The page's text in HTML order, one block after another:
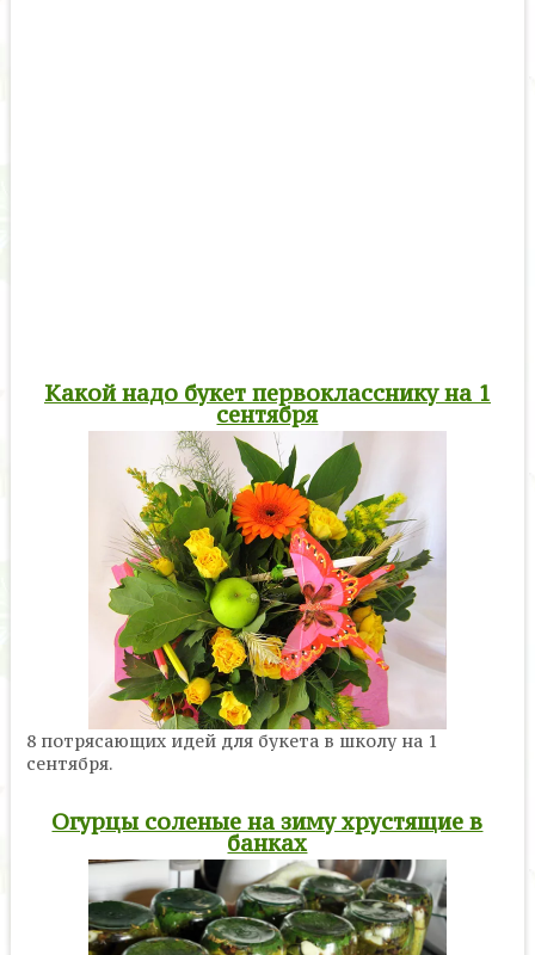
Какой надо букет первокласснику на 1
сентября
8 потрясающих идей для букета в школу на 1
сентября.
Огурцы соленые на зиму хрустящие в
банках